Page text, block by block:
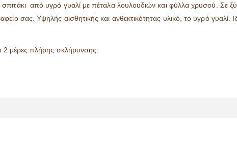
από υγρό γυαλί με πέταλα λουλουδιών και φύλλα χρυσού. Σε
σας. Υψηλής αισθητικής και ανθεκτικότητας υλικό, το υγρό γυαλί.
2 μέρες πλήρης σκλήρυνσης.